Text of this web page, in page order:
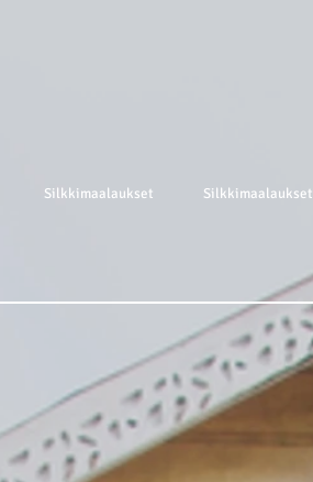
Silkkimaalaukset Silkkimaalaukset